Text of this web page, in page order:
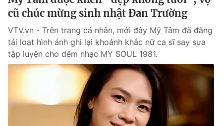
cũ chúc mừng sinh nhật Đan Trường
VTV.vn - Trên trang cá nhân, mới đây Mỹ Tâm đã đăng
tải loạt hình ảnh ghi lại khoảnh khắc nữ ca sĩ say sưa
tập luyện cho đêm nhạc MY SOUL 1981.